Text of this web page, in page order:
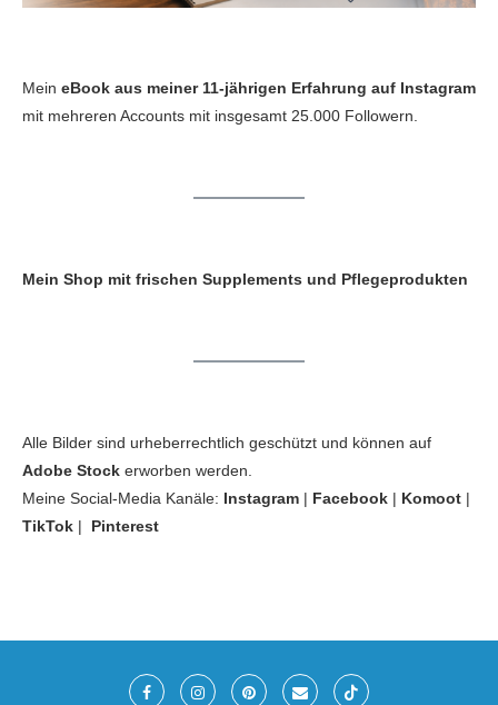
Mein eBook aus meiner 11-jährigen Erfahrung auf Instagram
mit mehreren Accounts mit insgesamt 25.000 Followern.
Mein Shop mit frischen Supplements und Pflegeprodukten
Alle Bilder sind urheberrechtlich geschützt und können auf
Adobe Stock erworben werden.
Meine Social-Media Kanäle: Instagram | Facebook | Komoot |
TikTok | Pinterest